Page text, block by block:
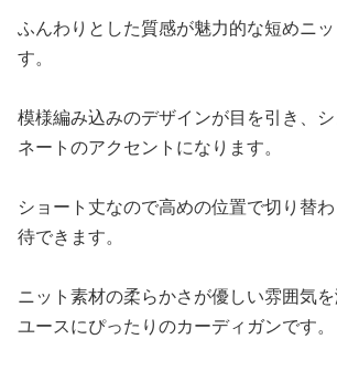
ふんわりとした質感が魅力的な短めニ
す。
模様編み込みのデザインが目を引き、
ネートのアクセントになります。
ショート丈なので高めの位置で切り替
待できます。
ニット素材の柔らかさが優しい雰囲気
ユースにぴったりのカーディガンです。